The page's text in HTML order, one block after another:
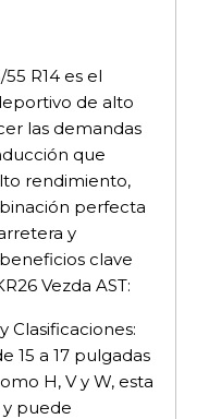
R14 es el
de alto
las demandas
que
rendimiento,
perfecta
y
clave
Vezda AST:
Clasificaciones:
15 a 17 pulgadas
H, V y W, esta
puede